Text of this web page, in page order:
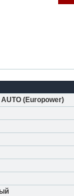
AUTO (Europower)